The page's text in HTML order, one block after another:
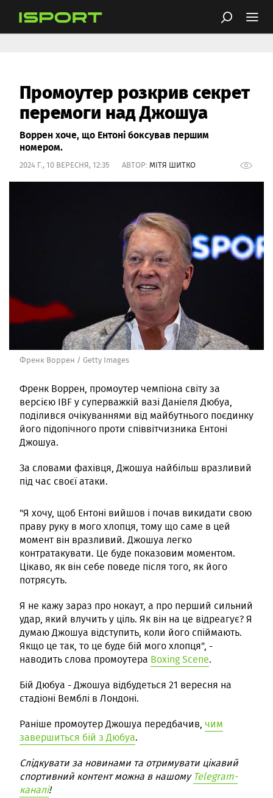
Промоутер розкрив секрет
перемоги над Джошуа
Воррен хоче, що Ентоні боксував першим
номером.
2024 Г., 10 ВЕРЕСНЯ, 12:35 АВТОР: МІТЯ ШИТКО
Френк Воррен / Getty Images
Френк Воррен, промоутер чемпіона світу за
версією IBF у суперважкій вазі Даніеля Дюбуа,
поділився очікуваннями від майбутнього поєдинку
його підопічного проти співвітчизника Ентоні
Джошуа.
За словами фахівця, Джошуа найбільш вразливий
під час своєї атаки.
"Я хочу, щоб Ентоні вийшов і почав викидати свою
праву руку в мого хлопця, тому що саме в цей
момент він вразливий. Джошуа легко
контратакувати. Це буде показовим моментом.
Цікаво, як він себе поведе після того, як його
потрясуть.
Я не кажу зараз про нокаут, а про перший сильний
удар, який влучить у ціль. Як він на це відреагує? Я
думаю Джошуа відступить, коли його спіймають.
Якщо це так, то це буде бій мого хлопця", -
наводить слова промоутера Boxing Scene.
Бій Дюбуа - Джошуа відбудеться 21 вересня на
стадіоні Вемблі в Лондоні.
Раніше промоутер Джошуа передбачив, чим
завершиться бій з Дюбуа.
Слідкувати за новинами та отримувати цікавий
спортивний контент можна в нашомуTelegram-
каналі!